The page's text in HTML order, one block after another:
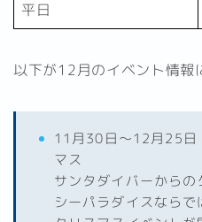
平日
以下が12月のイベント情報
11月30日～12月25
マス
サンタダイバーから
シーパラダイスなら